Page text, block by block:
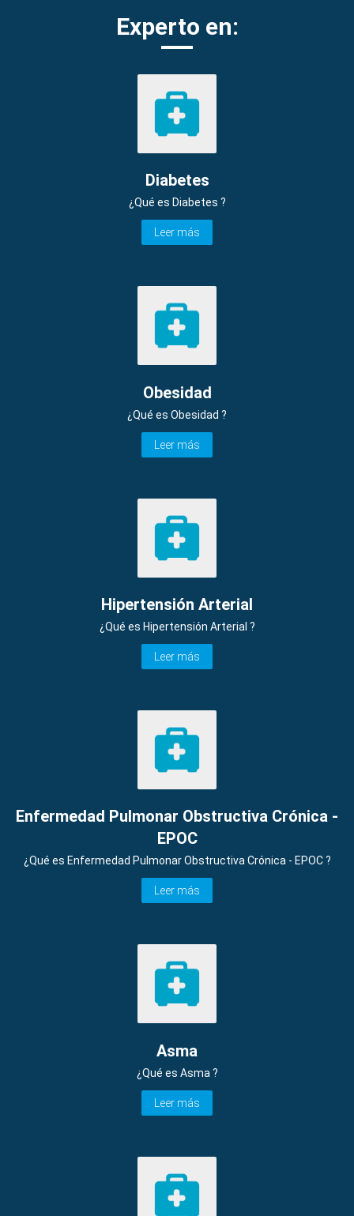
Experto en:
Diabetes
¿Qué es Diabetes ?
Leer más
Obesidad
¿Qué es Obesidad ?
Leer más
Hipertensión Arterial
¿Qué es Hipertensión Arterial ?
Leer más
Enfermedad Pulmonar Obstructiva Crónica -
EPOC
¿Qué es Enfermedad Pulmonar Obstructiva Crónica - EPOC ?
Leer más
Asma
¿Qué es Asma ?
Leer más